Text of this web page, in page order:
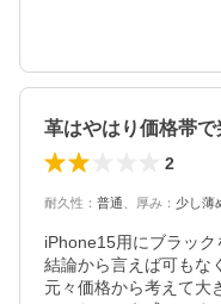
革はやはり価格帯で
2
耐久性 ： 普通 厚み ： 少し薄
iPhone15用にブラック
結論から言えば可もな
元々価格から考えて大